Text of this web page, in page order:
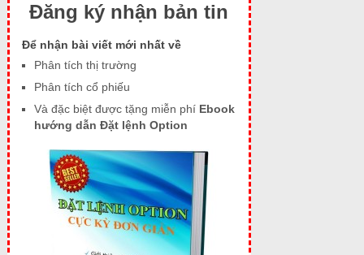
Đăng ký nhận bản tin
Để nhận bài viết mới nhất về
Phân tích thị trường
Phân tích cổ phiếu
Và đặc biệt được tặng miễn phí Ebook
hướng dẫn Đặt lệnh Option